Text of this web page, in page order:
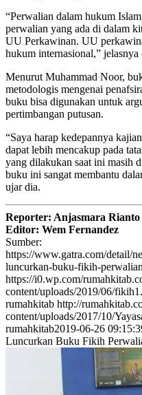
“Perwalian dalam hukum
perwalian yang ada di dalam
UU Perkawinan. UU
hukum internasional,” jelasnya
Menurut Muhammad Noor,
metodologis mengenai
buku bisa digunakan untuk
pertimbangan putusan.
“Saya harap kedepannya
dapat lebih mencakup pada
yang dilakukan saat ini masih
buku ini sangat membantu
ujar dia.
Reporter: Anjasmara Rianto
Editor: Wem Fernandez
Sumber:
https://www.gatra.com/detail/
luncurkan-buku-fikih-
https://i0.wp.com/
content/uploads/2019/06/
rumahkitab http://
content/uploads/2017/10/
rumahkitab2019-06-26
Luncurkan Buku Fikih